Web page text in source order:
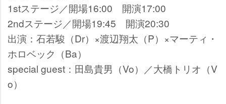
1stステージ／開場16:00 開演17:00
2ndステージ／開場19:45 開演20:30
出演：石若駿（Dr）×渡辺翔太（P）×マーティ・
ホロベック（Ba）
special guest：田島貴男（Vo）／大橋トリオ（V
o）